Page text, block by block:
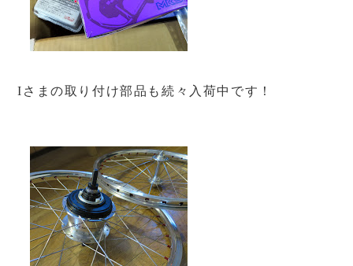
Iさまの取り付け部品も続々入荷中です！